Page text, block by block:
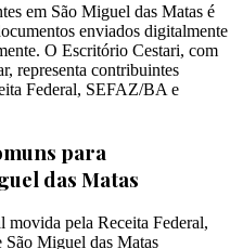
em São Miguel das Matas é
enviados digitalmente
O Escritório Cestari, com
representa contribuintes
Federal, SEFAZ/BA e
para
das Matas
movida pela Receita Federal,
Miguel das Matas